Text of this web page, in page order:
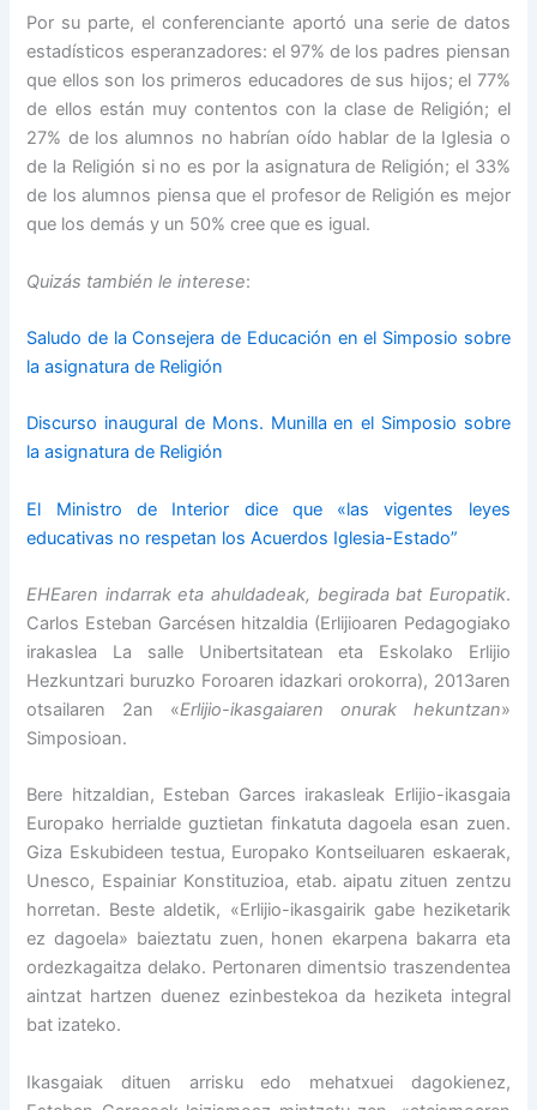
Por su parte, el conferenciante aportó una serie de datos
estadísticos esperanzadores: el 97% de los padres piensan
que ellos son los primeros educadores de sus hijos; el 77%
de ellos están muy contentos con la clase de Religión; el
27% de los alumnos no habrían oído hablar de la Iglesia o
de la Religión si no es por la asignatura de Religión; el 33%
de los alumnos piensa que el profesor de Religión es mejor
que los demás y un 50% cree que es igual.
Quizás también le interese:
Saludo de la Consejera de Educación en el Simposio sobre
la asignatura de Religión
Discurso inaugural de Mons. Munilla en el Simposio sobre
la asignatura de Religión
El Ministro de Interior dice que «las vigentes leyes
educativas no respetan los Acuerdos Iglesia-Estado”
EHEaren indarrak eta ahuldadeak, begirada bat Europatik.
Carlos Esteban Garcésen hitzaldia (Erlijioaren Pedagogiako
irakaslea La salle Unibertsitatean eta Eskolako Erlijio
Hezkuntzari buruzko Foroaren idazkari orokorra), 2013aren
otsailaren 2an «Erlijio-ikasgaiaren onurak hekuntzan»
Simposioan.
Bere hitzaldian, Esteban Garces irakasleak Erlijio-ikasgaia
Europako herrialde guztietan finkatuta dagoela esan zuen.
Giza Eskubideen testua, Europako Kontseiluaren eskaerak,
Unesco, Espainiar Konstituzioa, etab. aipatu zituen zentzu
horretan. Beste aldetik, «Erlijio-ikasgairik gabe heziketarik
ez dagoela» baieztatu zuen, honen ekarpena bakarra eta
ordezkagaitza delako. Pertonaren dimentsio traszendentea
aintzat hartzen duenez ezinbestekoa da heziketa integral
bat izateko.
Ikasgaiak dituen arrisku edo mehatxuei dagokienez,